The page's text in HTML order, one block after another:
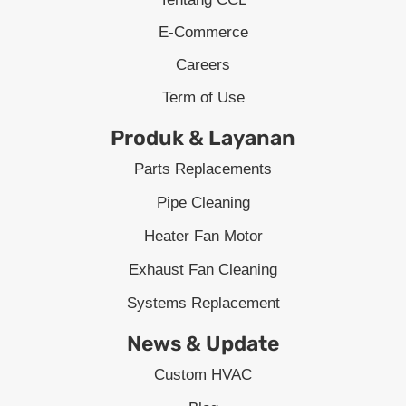
E-Commerce
Careers
Term of Use
Produk & Layanan
Parts Replacements
Pipe Cleaning
Heater Fan Motor
Exhaust Fan Cleaning
Systems Replacement
News & Update
Custom HVAC